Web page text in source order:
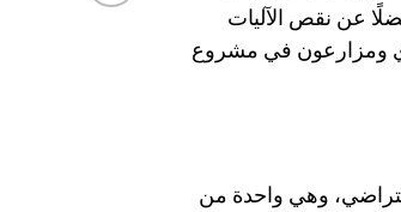
١١ طلمبة بمحطة مينا فضلًا عن نقص الآليات
ومزارعون في مشروع
انتهى عمرها الافتراضي، وهي واحدة من